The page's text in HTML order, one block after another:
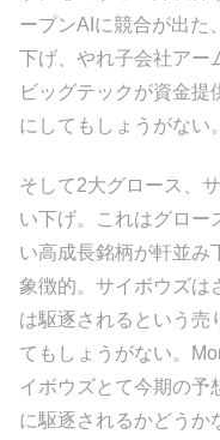
ープンAIに競合が出た
下げ、やれ子会社アー
ビッグテックが資金
にしてもしょうがない。
そして2大グロース、
い下げ。これはグロー
い高成長銘柄が軒並み
象徴的。サイボウズは
は駆逐されるという売
てもしょうがない。
イボウズとて今期の予
に駆逐されるかどうか